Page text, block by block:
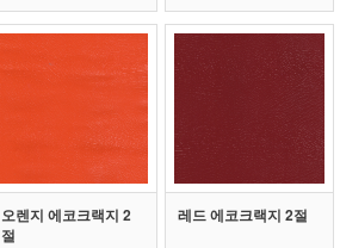
오렌지 에코크랙지 2
절
레드 에코크랙지 2절